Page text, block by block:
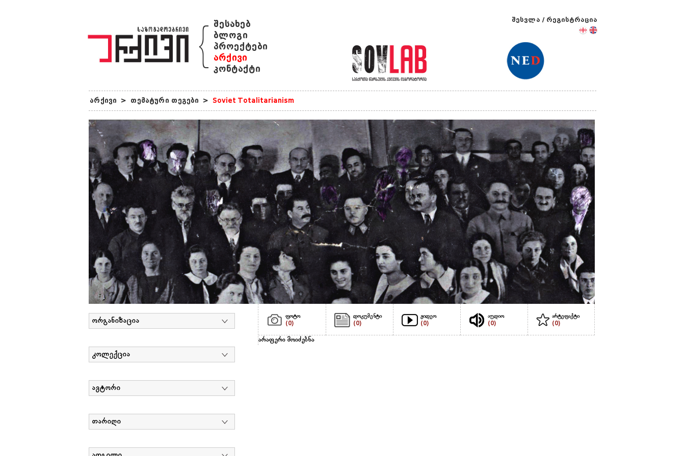
{ შესახებ
ბლოგი
პროექტები
არქივი
კონტაქტი
შესვლა / რეგისტრაცია
არქივი > თემატური თეგები > Soviet Totalitarianism
ორგანიზაცია
კოლექცია
ავტორი
თარიღი
ფოტო
(0)
დოკუმენტი
(0)
ვიდეო
(0)
აუდიო
(0)
არტეფაქტი
(0)
არაფერი მოიძებნა